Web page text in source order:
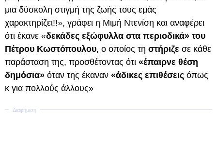
μια δύσκολη στιγμή της ζωής τους εμάς
χαρακτηρίζει!!», γράφει η Μιμή Ντενίση και αναφέρει
ότι έκανε «δεκάδες εξώφυλλα στα περιοδικά» του
Πέτρου Κωστόπουλου, ο οποίος τη στήριζε σε κάθε
παράσταση της, προσθέτοντας ότι «έπαιρνε θέση
δημόσια» όταν της έκαναν «άδικες επιθέσεις όπως
κ για πολλούς άλλους»